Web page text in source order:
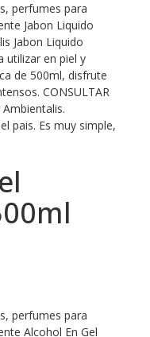
perfumes para
Jabon Liquido
Jabon Liquido
utilizar en piel y
de 500ml, disfrute
CONSULTAR
Ambientalis.
pais. Es muy simple,
perfumes para
Alcohol En Gel